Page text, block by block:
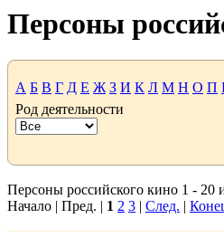
Персоны
А Б В Г Д Е Ж З И К Л М Н О П
Род деятельности
Персоны российского кино 1 - 20
Начало | Пред. | 1 2 3 | След. |